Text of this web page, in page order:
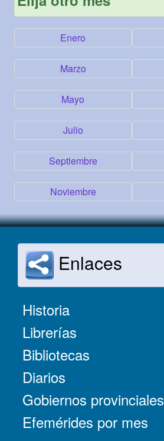
Enero
Marzo
Mayo
Julio
Septiembre
Noviembre
Enlaces
Historia
Librerías
Bibliotecas
Diarios
Gobiernos provinciales
Efemérides por mes